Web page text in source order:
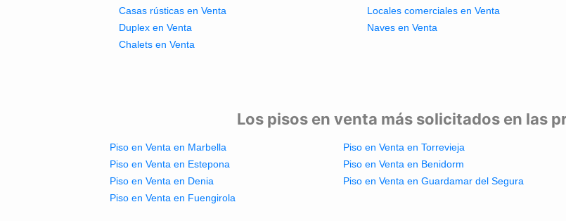
Casas rústicas en Venta
Duplex en Venta
Chalets en Venta
Locales comerciales en Venta
Naves en Venta
Los pisos en venta más solicitados en las
Piso en Venta en Marbella
Piso en Venta en Estepona
Piso en Venta en Denia
Piso en Venta en Fuengirola
Piso en Venta en Torrevieja
Piso en Venta en Benidorm
Piso en Venta en Guardamar del Segura